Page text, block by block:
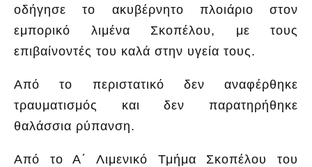
οδήγησε το ακυβέρνητο πλοιάριο στον
εμπορικό λιμένα Σκοπέλου, με τους
επιβαίνοντές του καλά στην υγεία τους.
Από το περιστατικό δεν αναφέρθηκε
τραυματισμός και δεν παρατηρήθηκε
θαλάσσια ρύπανση.
Από το Α΄ Λιμενικό Τμήμα Σκοπέλου του